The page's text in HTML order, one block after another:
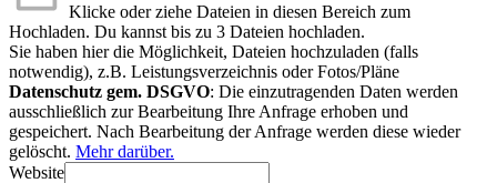
Klicke oder ziehe Dateien in diesen Bereich zum
Hochladen. Du kannst bis zu 3 Dateien hochladen.
Sie haben hier die Möglichkeit, Dateien hochzuladen (falls
notwendig), z.B. Leistungsverzeichnis oder Fotos/Pläne
Datenschutz gem. DSGVO: Die einzutragenden Daten werden
ausschließlich zur Bearbeitung Ihre Anfrage erhoben und
gespeichert. Nach Bearbeitung der Anfrage werden diese wieder
gelöscht. Mehr darüber.
Website